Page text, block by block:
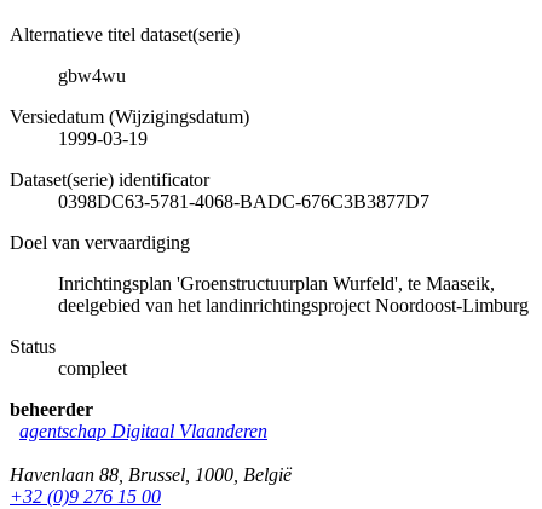
Alternatieve titel dataset(serie)
gbw4wu
Versiedatum (Wijzigingsdatum)
1999-03-19
Dataset(serie) identificator
0398DC63-5781-4068-BADC-676C3B3877D7
Doel van vervaardiging
Inrichtingsplan 'Groenstructuurplan Wurfeld', te Maaseik,
deelgebied van het landinrichtingsproject Noordoost-Limburg
Status
compleet
beheerder
agentschap Digitaal Vlaanderen
Havenlaan 88 Brussel 1000 België
+32 (0)9 276 15 00